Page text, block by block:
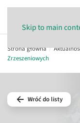
Skip to main
Strona główna
Zrzeszeniowych
Wróć do listy